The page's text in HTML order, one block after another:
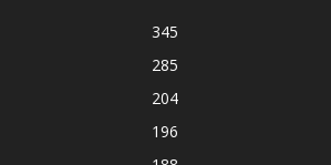
345
285
204
196